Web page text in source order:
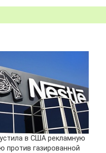
в США рекламную
против газированной